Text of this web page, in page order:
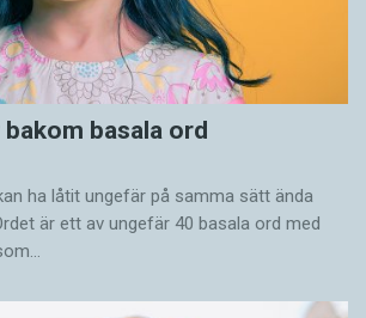
basala ord
ha låtit ungefär på samma sätt ända
är ett av ungefär 40 basala ord med